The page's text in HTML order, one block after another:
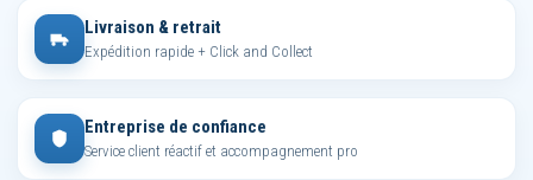
Livraison & retrait
Expédition rapide + Click and Collect
Entreprise de confiance
Service client réactif et accompagnement pro